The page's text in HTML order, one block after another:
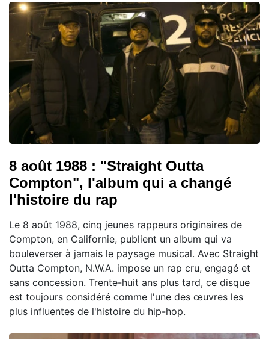
8 août 1988 : "Straight Outta
Compton", l'album qui a changé
l'histoire du rap
Le 8 août 1988, cinq jeunes rappeurs originaires de
Compton, en Californie, publient un album qui va
bouleverser à jamais le paysage musical. Avec Straight
Outta Compton, N.W.A. impose un rap cru, engagé et
sans concession. Trente-huit ans plus tard, ce disque
est toujours considéré comme l'une des œuvres les
plus influentes de l'histoire du hip-hop.